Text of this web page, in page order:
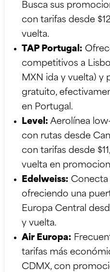
Busca sus
con tarifas desde
vuelta.
TAP Portugal:
competitivos a
MXN ida y vuelta) y
gratuito,
en Portugal.
Level: Aerolínea
con rutas desde
con tarifas desde
vuelta en
Edelweiss: Conecta
ofreciendo una
Europa Central
y vuelta.
Air Europa:
tarifas más
CDMX, con